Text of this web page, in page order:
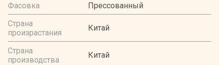
Фасовка
Прессованный
Страна
произрастания
Китай
Страна
производства
Китай